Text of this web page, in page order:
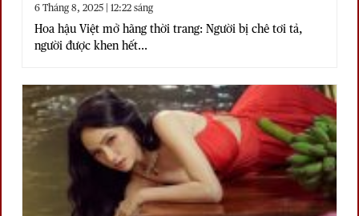
6 Tháng 8, 2025 | 12:22 sáng
Hoa hậu Việt mở hãng thời trang: Người bị chê tơi tả,
người được khen hết...